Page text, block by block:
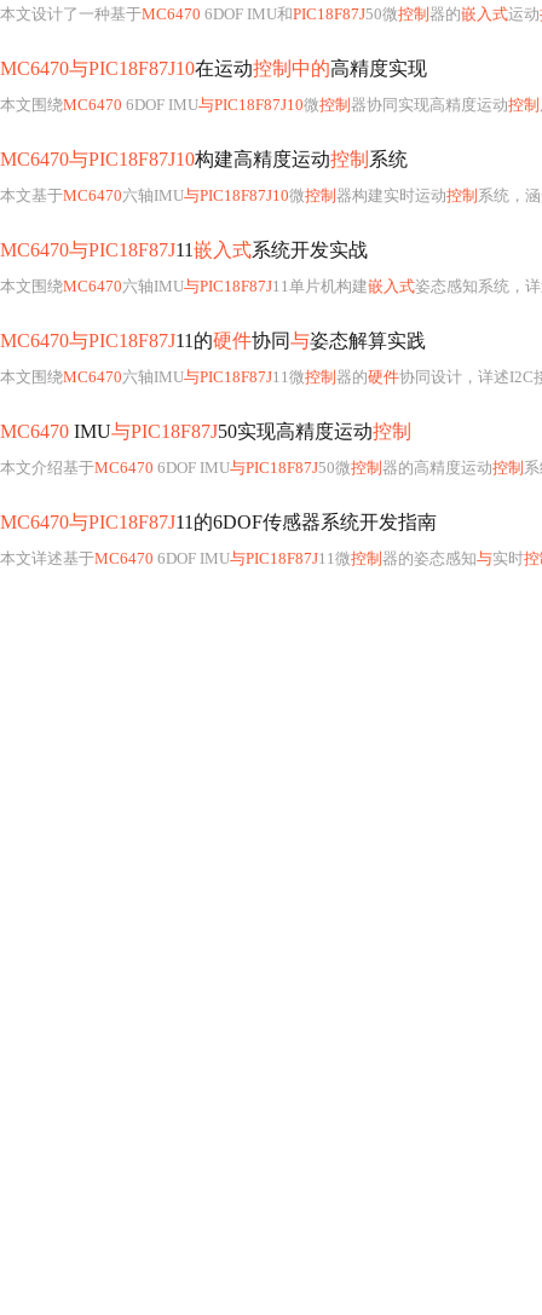
本文设计了一种基于MC6470 6DOF IMU和PIC18F87J50微控制 器的嵌入式运动
MC6470与PIC18F87J10在运动控制中的高精度实现
本文围绕MC6470 6DOF IMU与PIC18F87J10微控制 器协同实现高精度运动控制
MC6470与PIC18F87J10构建高精度运动控制 系统
本文基于MC6470六轴IMU与PIC18F87J10微控制 器构建实时运动控制 系统，
MC6470与PIC18F87J11嵌入式系统开发实战
本文围绕MC6470六轴IMU与PIC18F87J11单片机构建嵌入式姿态感知系统，
MC6470与PIC18F87J11的硬件协同与姿态解算实践
本文围绕MC6470六轴IMU与PIC18F87J11微控制 器的硬件协同设计，详述I2C
MC6470 IMU与PIC18F87J50实现高精度运动控制
本文介绍基于MC6470 6DOF IMU与PIC18F87J50微控制 器的高精度运动控制
MC6470与PIC18F87J11的6DOF传感器系统开发指南
本文详述基于MC6470 6DOF IMU与PIC18F87J11微控制 器的姿态感知与实时